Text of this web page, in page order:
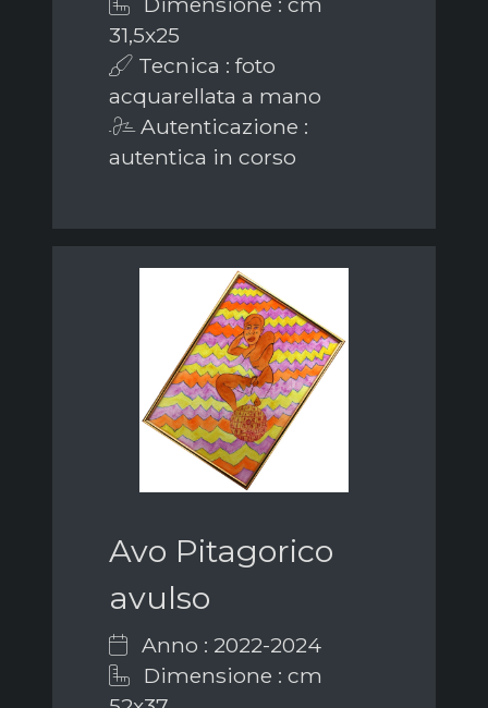
31,5x25
Tecnica : foto
acquarellata a mano
Autenticazione :
autentica in corso
Avo Pitagorico
avulso
Anno : 2022-2024
Dimensione : cm